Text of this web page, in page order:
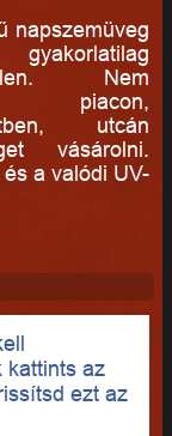
napszemüveg
Nem
piacon,
utcán
vásárolni.
a valódi UV-
kattints az
ezt az